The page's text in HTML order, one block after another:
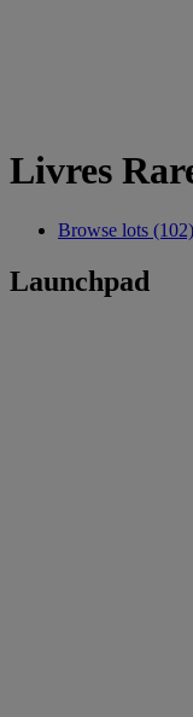
Livres
Browse lots (102)
Launchpad